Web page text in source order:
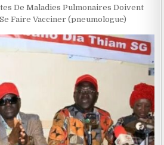
De Maladies Pulmonaires Doivent
Faire Vacciner (pneumologue)